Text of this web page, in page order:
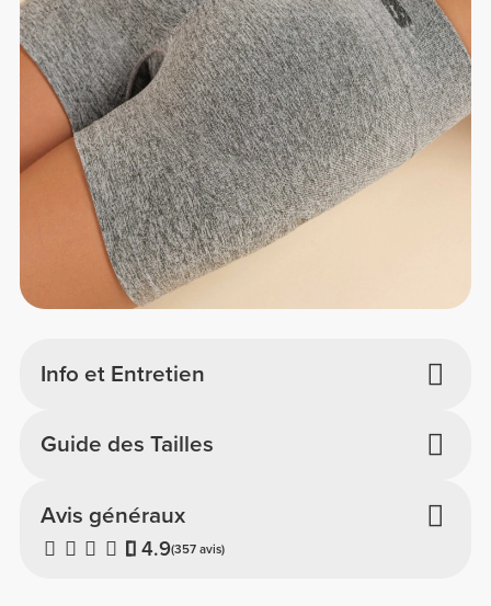
Info et Entretien
Avis généraux
4.9(357 avis)
Guide des Tailles